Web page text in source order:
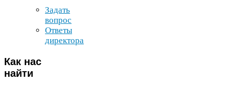
Задать
вопрос
Ответы
директора
Как нас
найти